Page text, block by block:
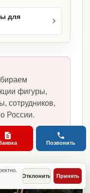
для
фигуры,
сотрудников,
России.
Отклонить Принять
Позвонить